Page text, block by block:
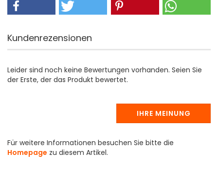
Kundenrezensionen
Leider sind noch keine Bewertungen vorhanden. Seien Sie
der Erste, der das Produkt bewertet.
IHRE MEINUNG
Für weitere Informationen besuchen Sie bitte die
Homepage zu diesem Artikel.